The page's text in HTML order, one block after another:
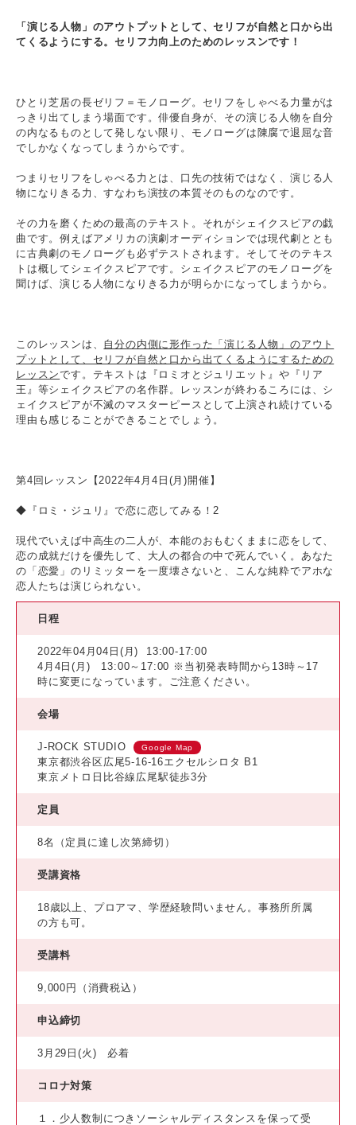
「演じる人物」のアウトプットとして、セリフが自然と口から出
てくるようにする。セリフ力向上のためのレッスンです！
ひとり芝居の長ゼリフ＝モノローグ。セリフをしゃべる力量がは
っきり出てしまう場面です。俳優自身が、その演じる人物を自分
の内なるものとして発しない限り、モノローグは陳腐で退屈な音
でしかなくなってしまうからです。
つまりセリフをしゃべる力とは、口先の技術ではなく、演じる人
物になりきる力、すなわち演技の本質そのものなのです。
その力を磨くための最高のテキスト。それがシェイクスピアの戯
曲です。例えばアメリカの演劇オーディションでは現代劇ととも
に古典劇のモノローグも必ずテストされます。そしてそのテキス
トは概してシェイクスピアです。シェイクスピアのモノローグを
聞けば、演じる人物になりきる力が明らかになってしまうから。
このレッスンは、 自分の内側に形作った「演じる人物」のアウト
プットとして、セリフが自然と口から出てくるようにするための
レッスンです。テキストは『ロミオとジュリエット』や『リア
王』等シェイクスピアの名作群。レッスンが終わるころには、シ
ェイクスピアが不滅のマスターピースとして上演され続けている
理由も感じることができることでしょう。
第4回レッスン【2022年4月4日(月)開催】
◆『ロミ・ジュリ』で恋に恋してみる！2
現代でいえば中高生の二人が、本能のおもむくままに恋をして、
恋の成就だけを優先して、大人の都合の中で死んでいく。あなた
の「恋愛」のリミッターを一度壊さないと、こんな純粋でアホな
恋人たちは演じられない。
日程
2022年04月04日(月)
13:00-17:00
4月4日(月) 13:00～17:00 ※当初発表時間から13時～17
時に変更になっています。ご注意ください。
会場
J-ROCK STUDIO Google Map
東京都渋谷区広尾5-16-16エクセルシロタ B1
東京メトロ日比谷線広尾駅徒歩3分
定員
8名（定員に達し次第締切）
受講資格
18歳以上、プロアマ、学歴経験問いません。事務所所属
の方も可。
受講料
9,000円（消費税込）
申込締切
3月29日(火) 必着
コロナ対策
１．少人数制につきソーシャルディスタンスを保って受